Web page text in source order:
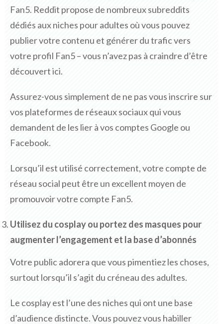
Fan5. Reddit propose de nombreux subreddits
dédiés aux niches pour adultes où vous pouvez
publier votre contenu et générer du trafic vers
votre profil Fan5 – vous n’avez pas à craindre d’être
découvert ici.
Assurez-vous simplement de ne pas vous inscrire sur
vos plateformes de réseaux sociaux qui vous
demandent de les lier à vos comptes Google ou
Facebook.
Lorsqu’il est utilisé correctement, votre compte de
réseau social peut être un excellent moyen de
promouvoir votre compte Fan5.
Utilisez du cosplay ou portez des masques pour
augmenter l’engagement et la base d’abonnés
Votre public adorera que vous pimentiez les choses,
surtout lorsqu’il s’agit du créneau des adultes.
Le cosplay est l’une des niches qui ont une base
d’audience distincte. Vous pouvez vous habiller